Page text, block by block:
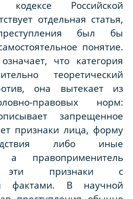
Российской
отдельная статья,
был бы
понятие.
что категория
теоретический
она вытекает из
правовых норм:
запрещенное
признаки лица, форму
либо иные
а правоприменитель
эти признаки с
фактами. В научной